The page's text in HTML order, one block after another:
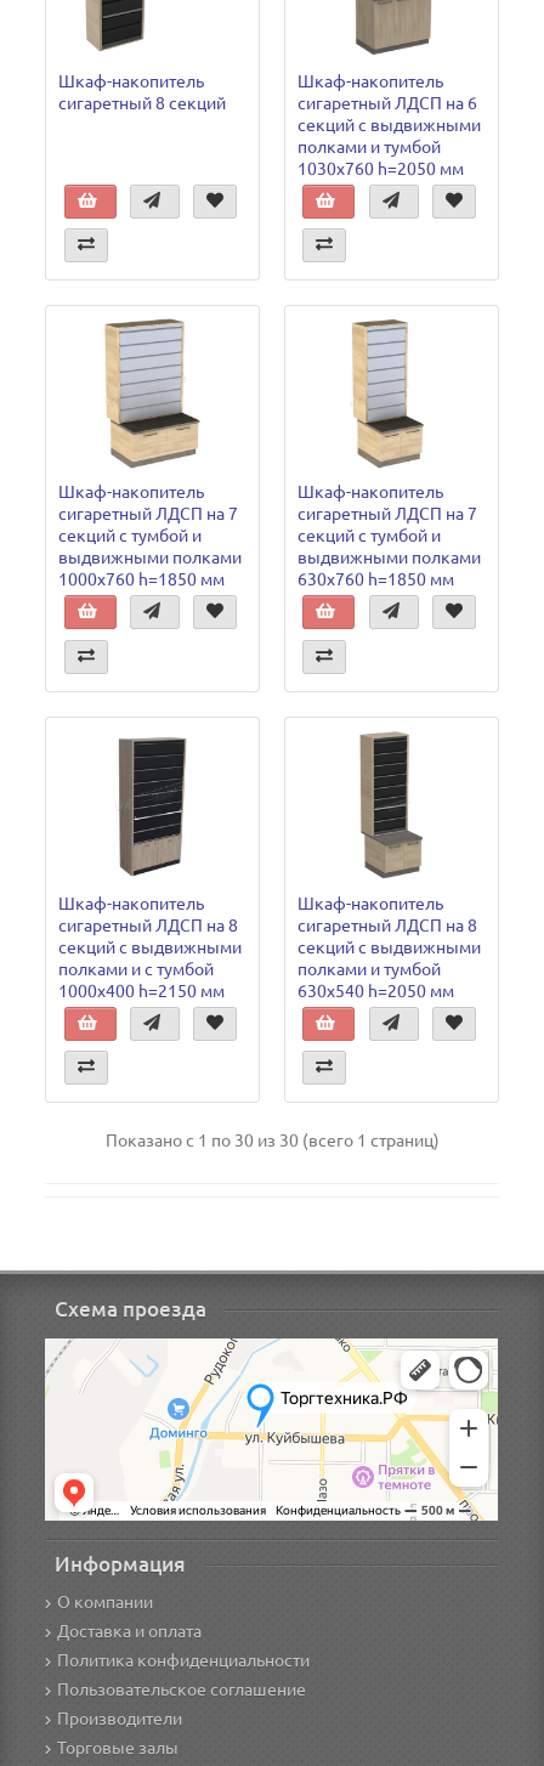
Шкаф-накопитель
сигаретный 8 секций
Шкаф-накопитель
сигаретный ЛДСП на 6
секций с выдвижными
полками и тумбой
1030х760 h=2050 мм
Шкаф-накопитель
сигаретный ЛДСП на 7
секций с тумбой и
выдвижными полками
1000х760 h=1850 мм
Шкаф-накопитель
сигаретный ЛДСП на 7
секций с тумбой и
выдвижными полками
630х760 h=1850 мм
Шкаф-накопитель
сигаретный ЛДСП на 8
секций с выдвижными
полками и с тумбой
1000х400 h=2150 мм
Шкаф-накопитель
сигаретный ЛДСП на 8
секций с выдвижными
полками и тумбой
630х540 h=2050 мм
Показано с 1 по 30 из 30 (всего 1 страниц)
Схема проезда
Информация
О компании
Доставка и оплата
Политика конфиденциальности
Пользовательское соглашение
Производители
Торговые залы